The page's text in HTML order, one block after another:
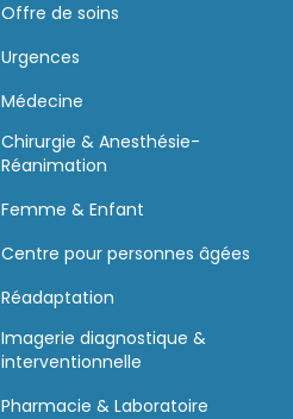
Offre de soins
Urgences
Médecine
Chirurgie & Anesthésie-
Réanimation
Femme & Enfant
Centre pour personnes âgées
Réadaptation
Imagerie diagnostique &
interventionnelle
Pharmacie & Laboratoire